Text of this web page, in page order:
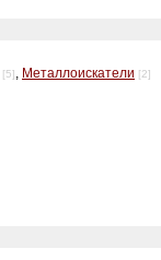
[5], Металлоискатели [2]